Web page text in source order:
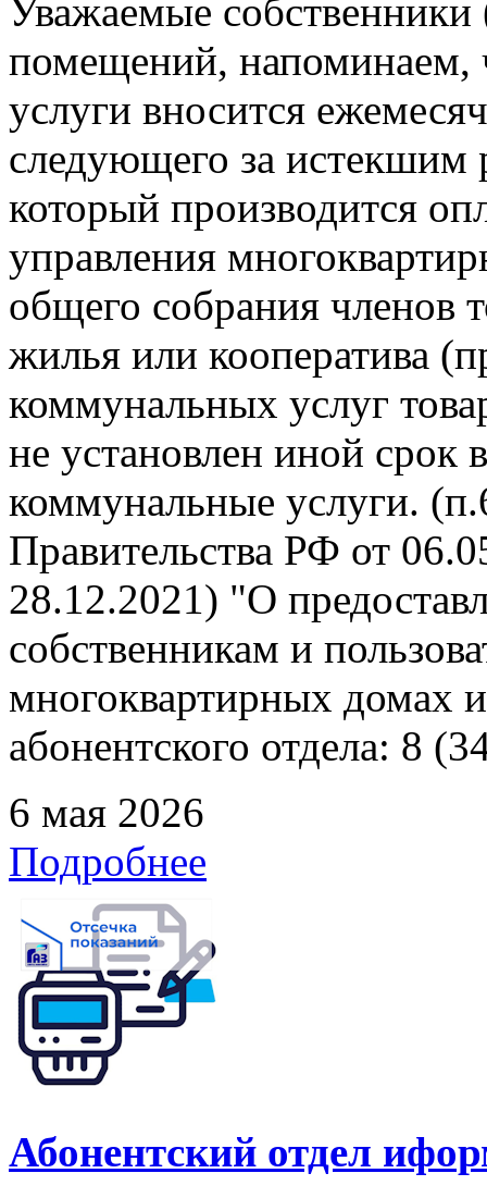
Уважаемые
помещений, напоминаем,
услуги вносится
следующего за истекшим
который производится
управления
общего собрания членов
жилья или кооператива
коммунальных услуг
не установлен иной срок
коммунальные услуги.
Правительства РФ от
28.12.2021) "О
собственникам и
многоквартирных
абонентского отдела: 8
6 мая 2026
Подробнее
Абонентский отдел